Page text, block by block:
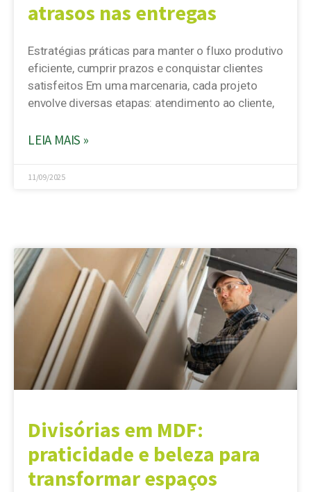
atrasos nas entregas
Estratégias práticas para manter o fluxo produtivo
eficiente, cumprir prazos e conquistar clientes
satisfeitos Em uma marcenaria, cada projeto
envolve diversas etapas: atendimento ao cliente,
LEIA MAIS »
11/09/2025
Divisórias em MDF:
praticidade e beleza para
transformar espaços